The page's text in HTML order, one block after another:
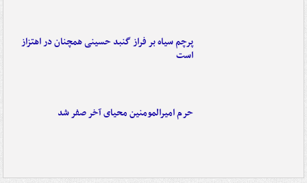
پرچم سیاه بر فراز گنبد حسینی همچنان در اهتزاز
است
حرم امیرالمومنین محیای آخر صفر شد